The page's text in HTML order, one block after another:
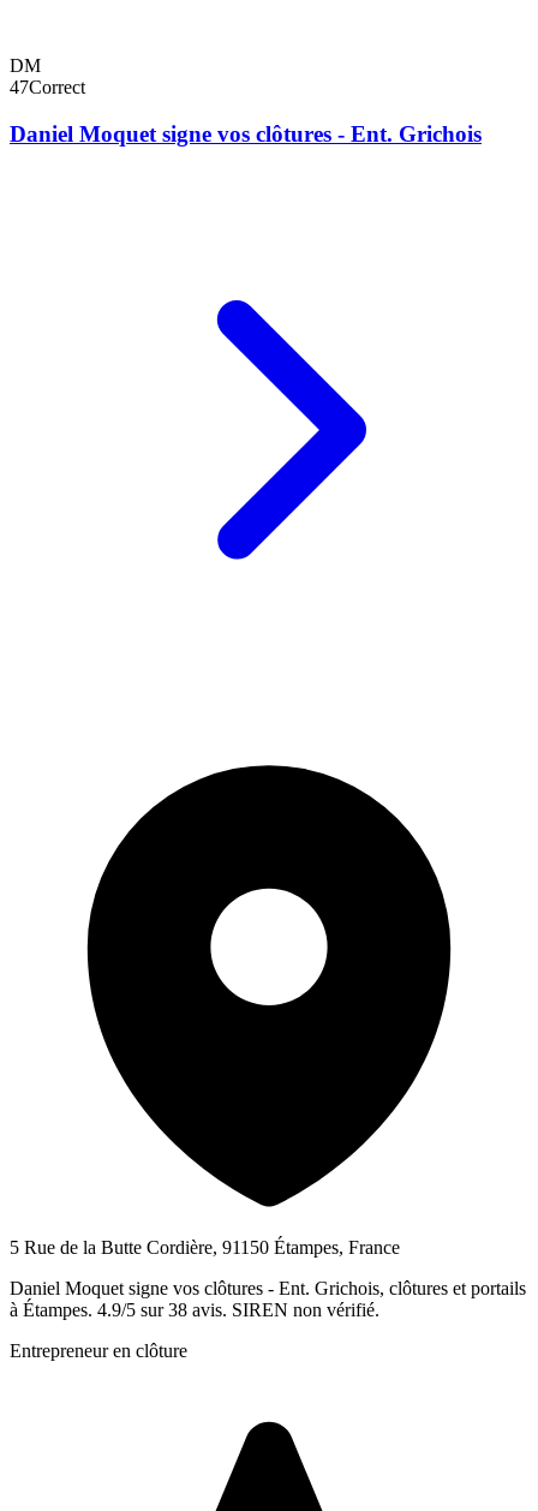
DM
47Correct
Daniel Moquet signe vos clôtures - Ent. Grichois
5 Rue de la Butte Cordière, 91150 Étampes, France
Daniel Moquet signe vos clôtures - Ent. Grichois, clôtures et portails
à Étampes. 4.9/5 sur 38 avis. SIREN non vérifié.
Entrepreneur en clôture